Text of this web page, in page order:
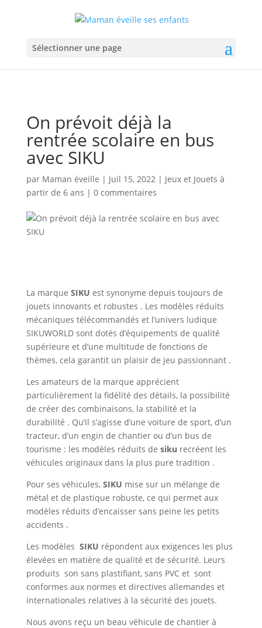
Sélectionner une page
On prévoit déjà la
rentrée scolaire en bus
avec SIKU
par Maman éveille | Juil 15, 2022| Jeux et Jouets à
partir de 6 ans | 0 commentaires
La marque SIKU est synonyme depuis toujours de
jouets innovants et robustes . Les modèles réduits
mécaniques télécommandés et l’univers ludique
SIKUWORLD sont dotés d’équipements de qualité
supérieure et d’une multitude de fonctions de
thèmes, cela garantit un plaisir de jeu passionnant .
Les amateurs de la marque apprécient
particulièrement la fidélité des détails, la possibilité
de créer des combinaisons, la stabilité et la
durabilité . Qu’il s’agisse d’une voiture de sport, d’un
tracteur, d’un engin de chantier ou d’un bus de
tourisme : les modèles réduits de siku recréent les
véhicules originaux dans la plus pure tradition .
Pour ses véhicules, SIKU mise sur un mélange de
métal et de plastique robuste, ce qui permet aux
modèles réduits d’encaisser sans peine les petits
accidents .
Les modèles SIKU répondent aux exigences les plus
élevées en matière de qualité et de sécurité. Leurs
produits son sans plastifiant, sans PVCet sont
conformes aux normes et directives allemandes et
internationales relatives à la sécurité des jouets.
Nous avons reçu un beau véhicule de chantier à